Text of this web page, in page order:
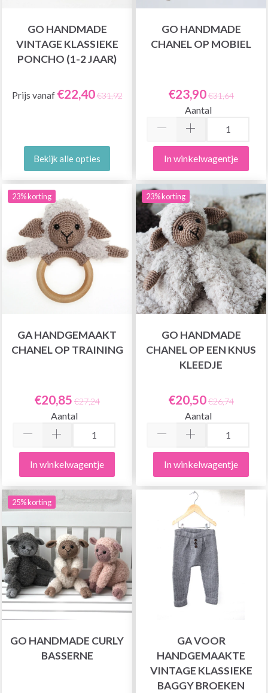
GO HANDMADE
VINTAGE KLASSIEKE
PONCHO (1-2 JAAR)
Prijs vanaf €22,40€31,92
Bekijk alle opties
GO HANDMADE
CHANEL OP MOBIEL
€23,90€31,64
Aantal
In winkelwagentje
23% korting
GA HANDGEMAAKT
CHANEL OP TRAINING
€20,85 €27,24
Aantal
In winkelwagentje
23% korting
GO HANDMADE
CHANEL OP EEN KNUS
KLEEDJE
€20,50€26,74
Aantal
In winkelwagentje
25% korting
GO HANDMADE CURLY
BASSERNE
GA VOOR
HANDGEMAAKTE
VINTAGE KLASSIEKE
BAGGY BROEKEN